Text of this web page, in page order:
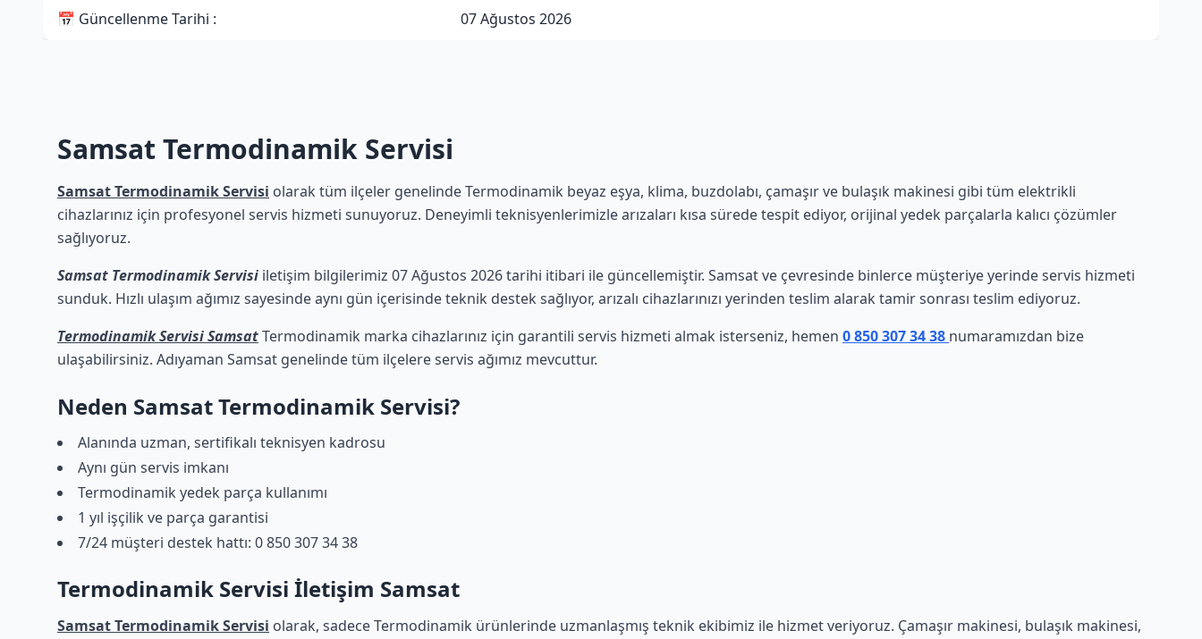
📅 Güncellenme Tarihi : 07 Ağustos 2026
Samsat Termodinamik Servisi
Samsat Termodinamik Servisi olarak tüm ilçeler genelinde Termodinamik beyaz eşya, klima, buzdolabı, çamaşır ve bulaşık makinesi gibi tüm elektrikli
cihazlarınız için profesyonel servis hizmeti sunuyoruz. Deneyimli teknisyenlerimizle arızaları kısa sürede tespit ediyor, orijinal yedek parçalarla kalıcı çözümler
sağlıyoruz.
Samsat Termodinamik Servisi iletişim bilgilerimiz 07 Ağustos 2026 tarihi itibari ile güncellemiştir. Samsat ve çevresinde binlerce müşteriye yerinde servis hizmeti
sunduk. Hızlı ulaşım ağımız sayesinde aynı gün içerisinde teknik destek sağlıyor, arızalı cihazlarınızı yerinden teslim alarak tamir sonrası teslim ediyoruz.
Termodinamik Servisi SamsatTermodinamik marka cihazlarınız için garantili servis hizmeti almak isterseniz, hemen 0 850 307 34 38 numaramızdan bize
ulaşabilirsiniz. Adıyaman Samsat genelinde tüm ilçelere servis ağımız mevcuttur.
Neden Samsat Termodinamik Servisi?
Alanında uzman, sertifikalı teknisyen kadrosu
Aynı gün servis imkanı
Termodinamik yedek parça kullanımı
1 yıl işçilik ve parça garantisi
7/24 müşteri destek hattı: 0 850 307 34 38
Termodinamik Servisi İletişim Samsat
Samsat Termodinamik Servisi olarak, sadece Termodinamik ürünlerinde uzmanlaşmış teknik ekibimiz ile hizmet veriyoruz. Çamaşır makinesi, bulaşık makinesi,